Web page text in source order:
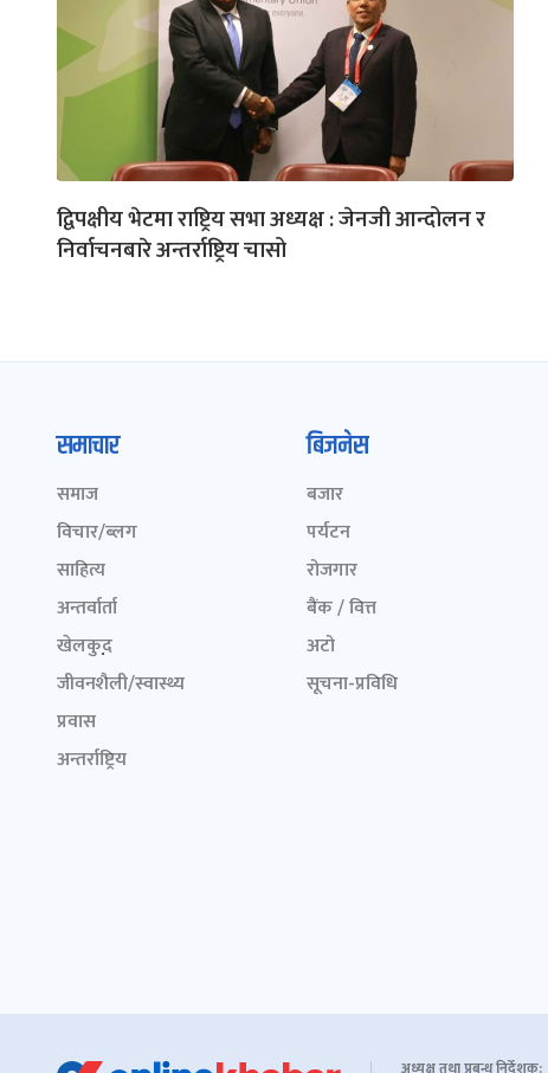
द्विपक्षीय भेटमा राष्ट्रिय सभा अध्यक्ष : जेनजी आन्दोलन र
निर्वाचनबारे अन्तर्राष्ट्रिय चासो
समाचार
समाज
विचार/ब्लग
साहित्य
अन्तर्वार्ता
खेलकुद़़
जीवनशैली/स्वास्थ्य
प्रवास
अन्तर्राष्ट्रिय
बिजनेस
बजार
पर्यटन
रोजगार
बैंक / वित्त
अटो
सूचना-प्रविधि
अध्यक्ष तथा प्रबन्ध निर्देशक: